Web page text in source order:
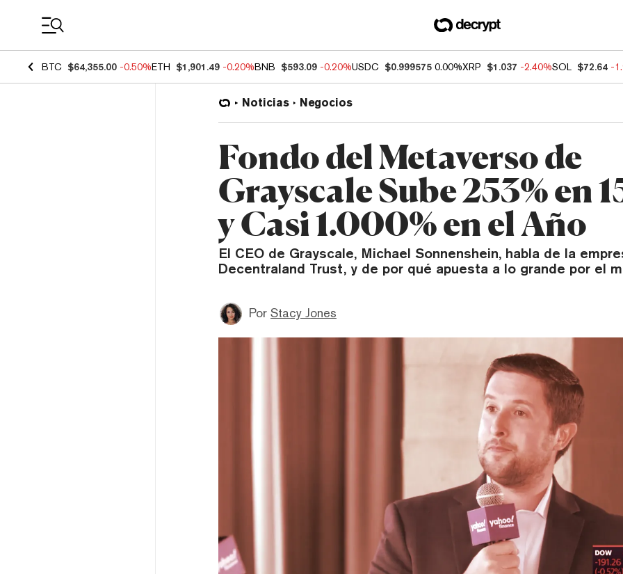
BTC $64,355.00 -0.50%ETH $1,901.49 -0.20%BNB $593.09 -0.20%USDC $0.999575 0.00%XRP $1.037 -2.40%SOL $72.64 -
Noticias Negocios
Fondo del Metaverso de
Grayscale Sube 253% en
y Casi 1.000% en el Año
El CEO de Grayscale, Michael Sonnenshein, habla de la
Decentraland Trust, y de por qué apuesta a lo grande por el
Por Stacy Jones